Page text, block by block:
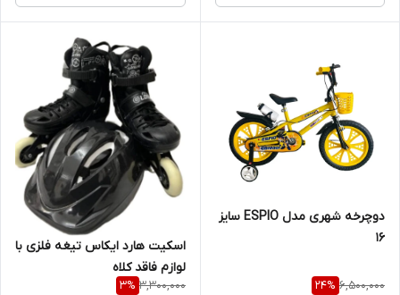
دوچرخه شهری مدل ESPIO سایز
16
6,500,000
24%
اسکیت هارد ایکاس تیغه فلزی با
لوازم فاقد کلاه
3,300,000
3%